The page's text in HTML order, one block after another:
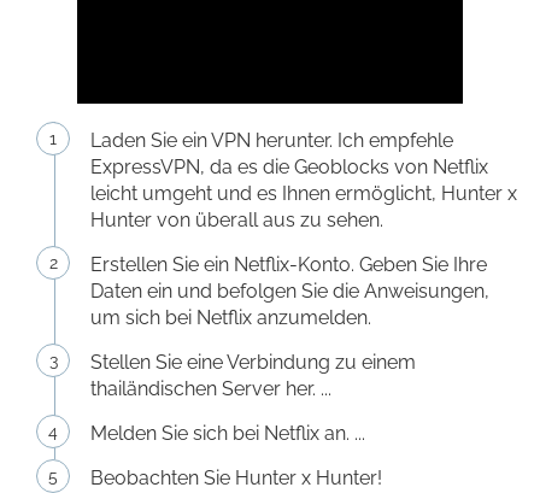
Laden Sie ein VPN herunter. Ich empfehle
ExpressVPN, da es die Geoblocks von Netflix
leicht umgeht und es Ihnen ermöglicht, Hunter x
Hunter von überall aus zu sehen.
Erstellen Sie ein Netflix-Konto. Geben Sie Ihre
Daten ein und befolgen Sie die Anweisungen,
um sich bei Netflix anzumelden.
Stellen Sie eine Verbindung zu einem
thailändischen Server her. ...
Melden Sie sich bei Netflix an. ...
Beobachten Sie Hunter x Hunter!